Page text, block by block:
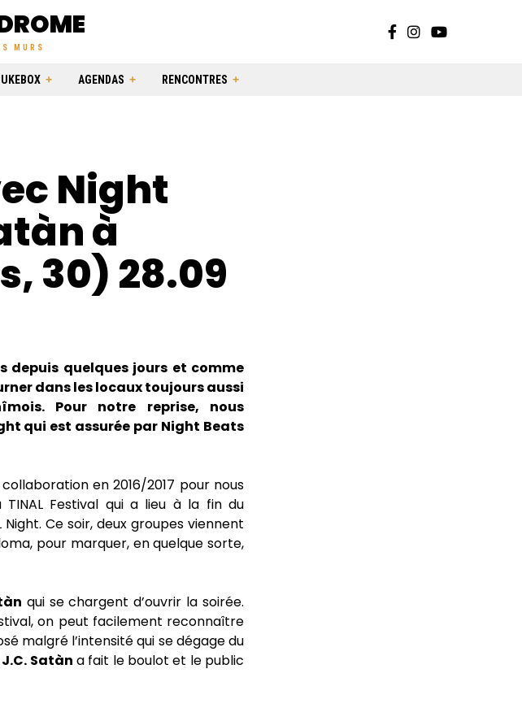
MURS
AGENDAS RENCONTRES
Night
à
30) 28.09
depuis quelques jours et comme
dans les locaux toujours aussi
Pour notre reprise, nous
qui est assurée par Night Beats
en 2016/2017 pour nous
Festival qui a lieu à la fin du
Ce soir, deux groupes viennent
pour marquer, en quelque sorte,
qui se chargent d’ouvrir la soirée.
on peut facilement reconnaître
malgré l’intensité qui se dégage du
J.C. Satàn a fait le boulot et le public